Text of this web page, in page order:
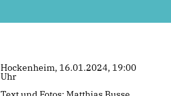
Hockenheim, 16.01.2024, 19:00
Uhr